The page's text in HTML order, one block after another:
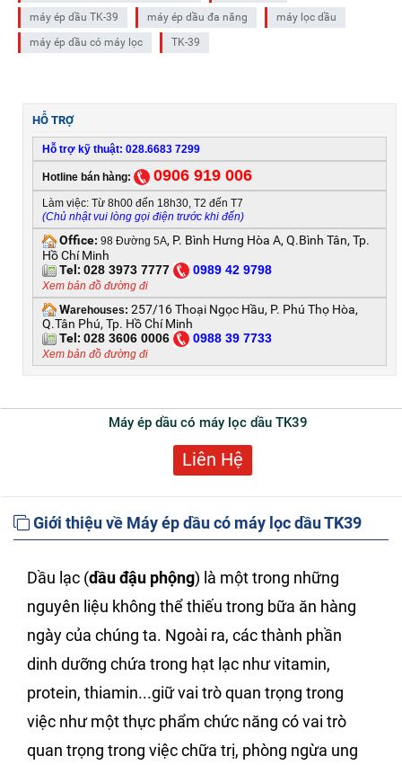
máy ép dầu TK-39
máy ép dầu đa năng
máy lọc dầu
máy ép dầu có máy lọc
TK-39
HỖ TRỢ
Hỗ trợ kỹ thuật: 028.6683 7299
Hotline bán hàng: 0906 919 006
Làm việc: Từ 8h00 đến 18h30, T2 đến T7
(Chủ nhật vui lòng gọi điện trước khi đến)
Office: 98 Đường 5A, P. Bình Hưng Hòa A, Q.Bình Tân, Tp.
Hồ Chí Minh
Tel: 028 3973 7777 0989 42 9798
Xem bản đồ đường đi
Warehouses: 257/16 Thoại Ngọc Hầu, P. Phú Thọ Hòa,
Q.Tân Phú, Tp. Hồ Chí Minh
Tel: 028 3606 0006 0988 39 7733
Xem bản đồ đường đi
Máy ép dầu có máy lọc dầu TK39
Liên Hệ
Giới thiệu về Máy ép dầu có máy lọc dầu TK39
Dầu lạc (dầu đậu phộng) là một trong những
nguyên liệu không thể thiếu trong bữa ăn hàng
ngày của chúng ta. Ngoài ra, các thành phần
dinh dưỡng chứa trong hạt lạc như vitamin,
protein, thiamin...giữ vai trò quan trọng trong
việc như một thực phẩm chức năng có vai trò
quan trọng trong việc chữa trị, phòng ngừa ung